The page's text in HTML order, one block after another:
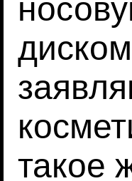
такое